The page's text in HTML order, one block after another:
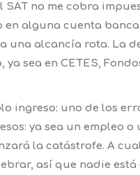
SAT no me cobra
en alguna cuenta
una alcancía rota. La
ya sea en CETES,
ingreso: uno de los
ya sea un empleo
la catástrofe. A
así que nadie